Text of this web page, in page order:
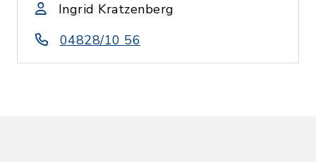
Ingrid Kratzenberg
04828/10 56